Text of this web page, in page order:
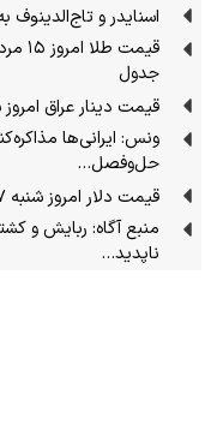
اسنایدر و
جدول
قیمت دینار عراق امروز شنبه ۱۷
ونس: ایرانی‌ها
حل‌وفصل…
قیمت دلار امروز شنبه ۱۷ مرداد ۱۴۰۵ / دلار در بازار آزاد چند شد؟
منبع آگاه: ربایش و
ناپدید…